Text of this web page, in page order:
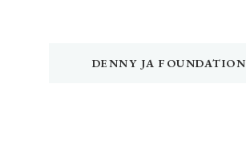
DENNY JA FOUNDATION